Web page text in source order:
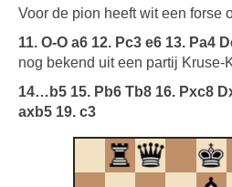
Voor de pion heeft wit een forse
11. O-O a6 12. Pc3 e6 13. Pa4
nog bekend uit een partij Kruse-
14…b5 15. Pb6 Tb8 16. Pxc8
axb5 19. c3